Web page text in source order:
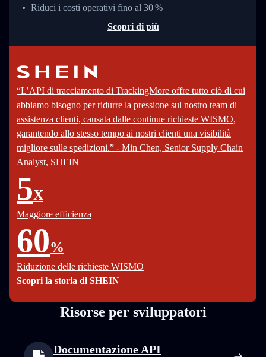
Riduci i costi operativi fino al 30 %
Scopri di più
“L’API di tracciamento di TrackingMore offre tutto ciò di cui
abbiamo bisogno per ridurre la pressione sul nostro team di
assistenza clienti, causata dalle continue richieste WISMO,
garantendo allo stesso tempo ai nostri clienti una visibilità
migliore sulle spedizioni.” - Min Chen, Senior Supply Chain
Analyst, SHEIN
5X
Maggiore efficienza
60%
Riduzione delle richieste WISMO
Scopri la storia di SHEIN
Risorse per sviluppatori
Documentazione API